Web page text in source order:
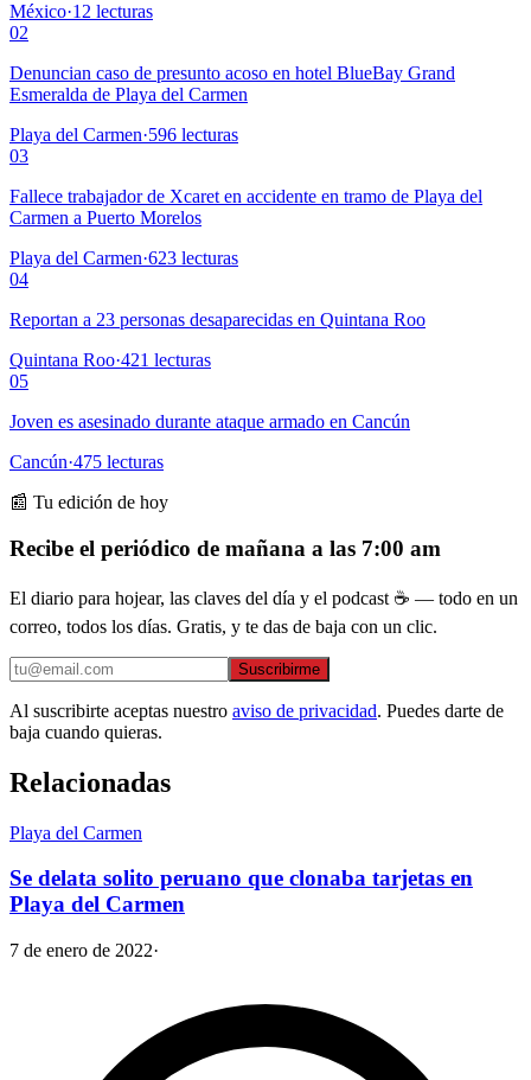
México·12 lecturas
02
Denuncian caso de presunto acoso en hotel BlueBay Grand
Esmeralda de Playa del Carmen
Playa del Carmen·596 lecturas
03
Fallece trabajador de Xcaret en accidente en tramo de Playa del
Carmen a Puerto Morelos
Playa del Carmen·623 lecturas
04
Reportan a 23 personas desaparecidas en Quintana Roo
Quintana Roo·421 lecturas
05
Joven es asesinado durante ataque armado en Cancún
Cancún·475 lecturas
📰 Tu edición de hoy
Recibe el periódico de mañana a las 7:00 am
El diario para hojear, las claves del día y el podcast ☕ — todo en un
correo, todos los días. Gratis, y te das de baja con un clic.
Suscribirme
Al suscribirte aceptas nuestro aviso de privacidad. Puedes darte de
baja cuando quieras.
Relacionadas
Playa del Carmen
Se delata solito peruano que clonaba tarjetas en
Playa del Carmen
7 de enero de 2022·